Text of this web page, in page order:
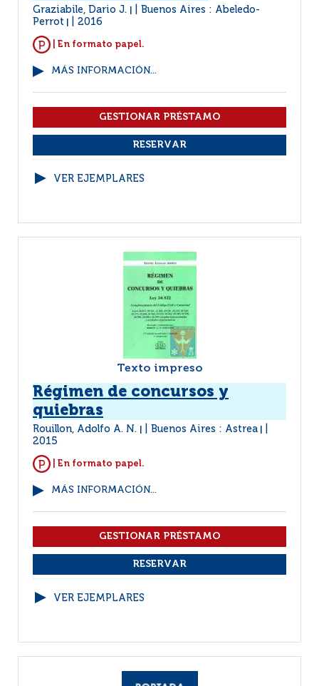
Graziabile, Dario J.
Buenos Aires : Abeledo-
Perrot
2016
| En formato papel.
MÁS INFORMACIÓN...
VER EJEMPLARES
Texto impreso
Régimen de concursos y
quiebras
Rouillon, Adolfo A. N. Buenos Aires : Astrea
2015
| En formato papel.
MÁS INFORMACIÓN...
VER EJEMPLARES